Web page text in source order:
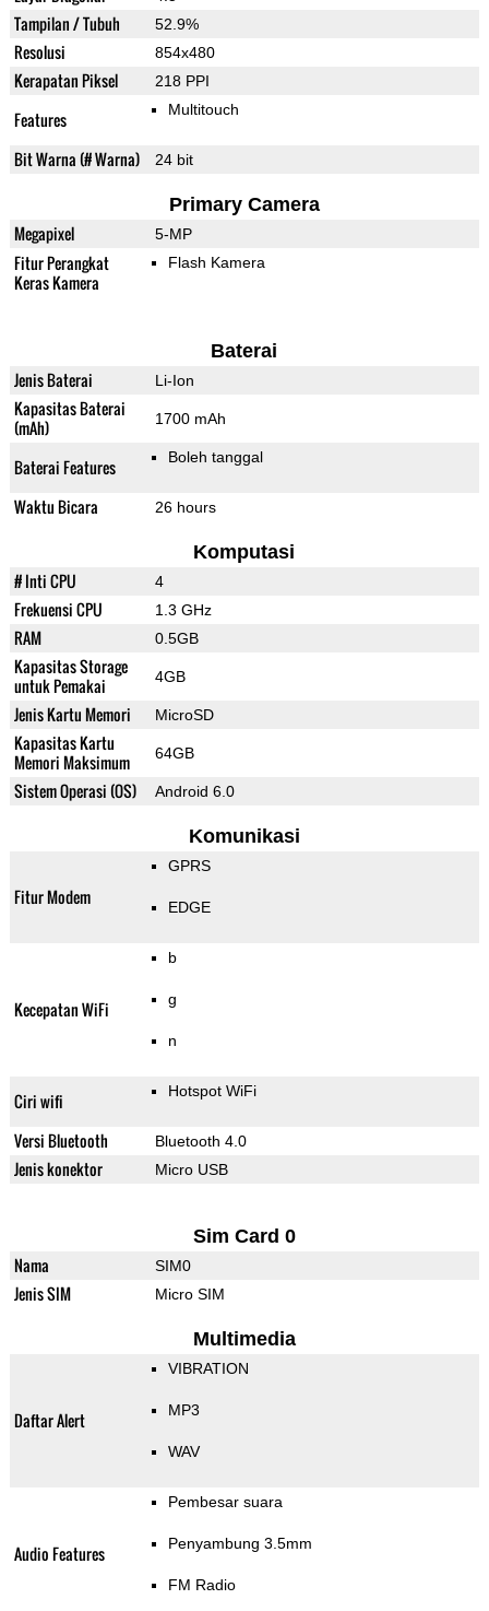
Tampilan / Tubuh 52.9%
Resolusi 854x480
Kerapatan Piksel 218 PPI
Features Multitouch
Bit Warna (# Warna) 24 bit
Primary Camera
Megapixel 5-MP
Fitur Perangkat
Keras Kamera
Flash Kamera
Baterai
Jenis Baterai Li-Ion
Kapasitas Baterai
(mAh)
1700 mAh
Baterai Features Boleh tanggal
Waktu Bicara 26 hours
Komputasi
# Inti CPU 4
Frekuensi CPU 1.3 GHz
RAM 0.5GB
Kapasitas Storage
untuk Pemakai
4GB
Jenis Kartu Memori MicroSD
Kapasitas Kartu
Memori Maksimum
64GB
Sistem Operasi (OS) Android 6.0
Komunikasi
Fitur Modem
GPRS
EDGE
Kecepatan WiFi
b
g
n
Ciri wifi Hotspot WiFi
Versi Bluetooth Bluetooth 4.0
Jenis konektor Micro USB
Sim Card 0
Nama SIM0
Jenis SIM Micro SIM
Multimedia
Daftar Alert
VIBRATION
MP3
WAV
Audio Features
Pembesar suara
Penyambung 3.5mm
FM Radio